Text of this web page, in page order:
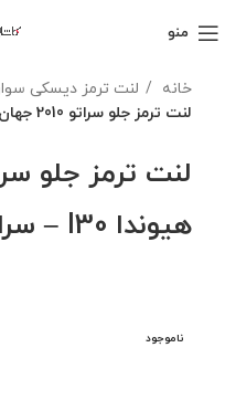
منو
خانه
لنت ترمز دیسکی
لنت ترمز جلو سراتو 2010 جهان لنت- هیوندا I30 – سراتو سایپایی
هیوندا I30 – سراتو سایپایی
ناموجود